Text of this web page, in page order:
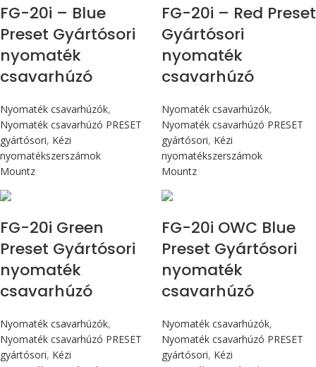
FG-20i – Blue
Preset Gyártósori
nyomaték
csavarhúzó
Nyomaték csavarhúzók,
Nyomaték csavarhúzó PRESET
gyártósori, Kézi
nyomatékszerszámok
Mountz
FG-20i – Red Preset
Gyártósori
nyomaték
csavarhúzó
Nyomaték csavarhúzók,
Nyomaték csavarhúzó PRESET
gyártósori, Kézi
nyomatékszerszámok
Mountz
FG-20i Green
Preset Gyártósori
nyomaték
csavarhúzó
Nyomaték csavarhúzók,
Nyomaték csavarhúzó PRESET
gyártósori, Kézi
FG-20i OWC Blue
Preset Gyártósori
nyomaték
csavarhúzó
Nyomaték csavarhúzók,
Nyomaték csavarhúzó PRESET
gyártósori, Kézi